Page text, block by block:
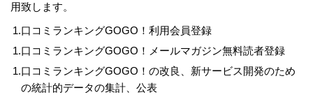
用致します。
1.口コミランキングGOGO！利用会員登録
1.口コミランキングGOGO！メールマガジン無料読者登録
1.口コミランキングGOGO！の改良、新サービス開発のため
の統計的データの集計、公表